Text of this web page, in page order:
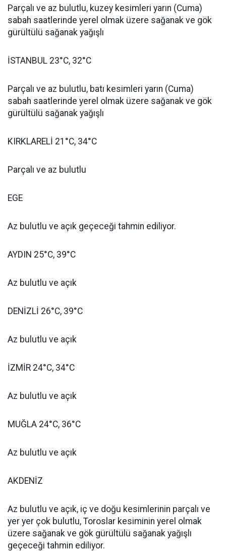
Parçalı ve az bulutlu, kuzey kesimleri yarın (Cuma)
sabah saatlerinde yerel olmak üzere sağanak ve gök
gürültülü sağanak yağışlı
İSTANBUL 23°C, 32°C
Parçalı ve az bulutlu, batı kesimleri yarın (Cuma)
sabah saatlerinde yerel olmak üzere sağanak ve gök
gürültülü sağanak yağışlı
KIRKLARELİ 21°C, 34°C
Parçalı ve az bulutlu
EGE
Az bulutlu ve açık geçeceği tahmin ediliyor.
AYDIN 25°C, 39°C
Az bulutlu ve açık
DENİZLİ 26°C, 39°C
Az bulutlu ve açık
İZMİR 24°C, 34°C
Az bulutlu ve açık
MUĞLA 24°C, 36°C
Az bulutlu ve açık
AKDENİZ
Az bulutlu ve açık, iç ve doğu kesimlerinin parçalı ve
yer yer çok bulutlu, Toroslar kesiminin yerel olmak
üzere sağanak ve gök gürültülü sağanak yağışlı
geçeceği tahmin ediliyor.